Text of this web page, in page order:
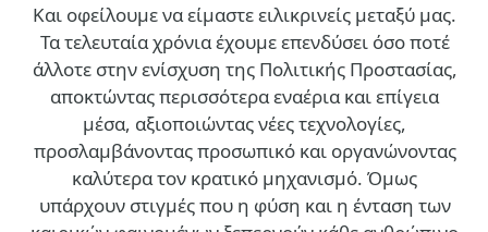
Και οφείλουμε να είμαστε ειλικρινείς μεταξύ μας.
Τα τελευταία χρόνια έχουμε επενδύσει όσο ποτέ
άλλοτε στην ενίσχυση της Πολιτικής Προστασίας,
αποκτώντας περισσότερα εναέρια και επίγεια
μέσα, αξιοποιώντας νέες τεχνολογίες,
προσλαμβάνοντας προσωπικό και οργανώνοντας
καλύτερα τον κρατικό μηχανισμό. Όμως
υπάρχουν στιγμές που η φύση και η ένταση των